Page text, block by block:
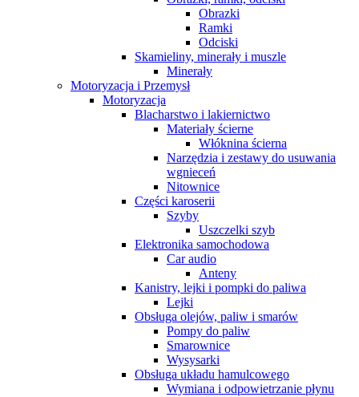
Obrazki
Ramki
Odciski
Skamieliny, minerały i muszle
Minerały
Motoryzacja i Przemysł
Motoryzacja
Blacharstwo i lakiernictwo
Materiały ścierne
Włóknina ścierna
Narzędzia i zestawy do usuwania
wgnieceń
Nitownice
Części karoserii
Szyby
Uszczelki szyb
Elektronika samochodowa
Car audio
Anteny
Kanistry, lejki i pompki do paliwa
Lejki
Obsługa olejów, paliw i smarów
Pompy do paliw
Smarownice
Wysysarki
Obsługa układu hamulcowego
Wymiana i odpowietrzanie płynu